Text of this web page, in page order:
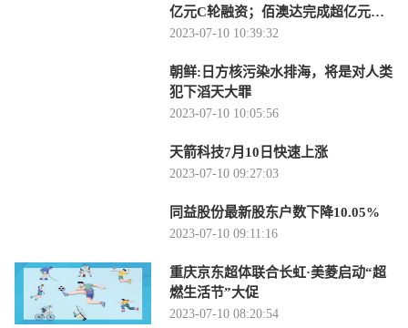
亿元C轮融资；佰澳达完成超亿元新
一轮融资
2023-07-10 10:39:32
朝鲜:日方核污染水排海，将是对人类
犯下滔天大罪
2023-07-10 10:05:56
天箭科技7月10日快速上涨
2023-07-10 09:27:03
同益股份最新股东户数下降10.05%
2023-07-10 09:11:16
重庆京东超体联合长虹·美菱启动“超
燃生活节”大促
2023-07-10 08:20:54